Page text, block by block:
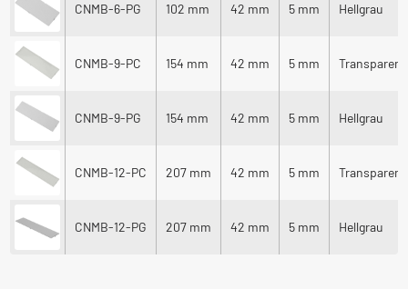
CNMB-6-PG 102 mm 42 mm 5 mm Hellgrau
CNMB-9-PC 154 mm 42 mm 5 mm Transparent
CNMB-9-PG 154 mm 42 mm 5 mm Hellgrau
CNMB-12-PC 207 mm 42 mm 5 mm Transparent
CNMB-12-PG 207 mm 42 mm 5 mm Hellgrau